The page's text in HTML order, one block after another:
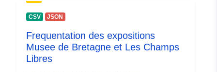
CSV JSON
Frequentation des expositions
Musee de Bretagne et Les Champs
Libres